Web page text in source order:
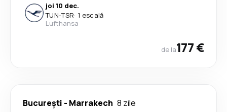
joi 10 dec.
TUN-TSR· 1 escală
Lufthansa
de la177 €
București - Marrakech 8 zile